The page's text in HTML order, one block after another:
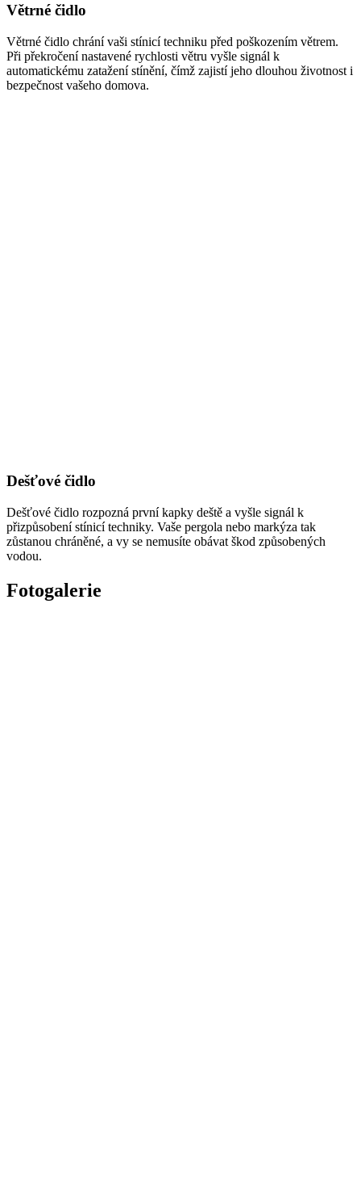
Větrné čidlo
Větrné čidlo chrání vaši stínicí techniku před poškozením větrem.
Při překročení nastavené rychlosti větru vyšle signál k
automatickému zatažení stínění, čímž zajistí jeho dlouhou životnost i
bezpečnost vašeho domova.
Dešťové čidlo
Dešťové čidlo rozpozná první kapky deště a vyšle signál k
přizpůsobení stínicí techniky. Vaše pergola nebo markýza tak
zůstanou chráněné, a vy se nemusíte obávat škod způsobených
vodou.
Fotogalerie